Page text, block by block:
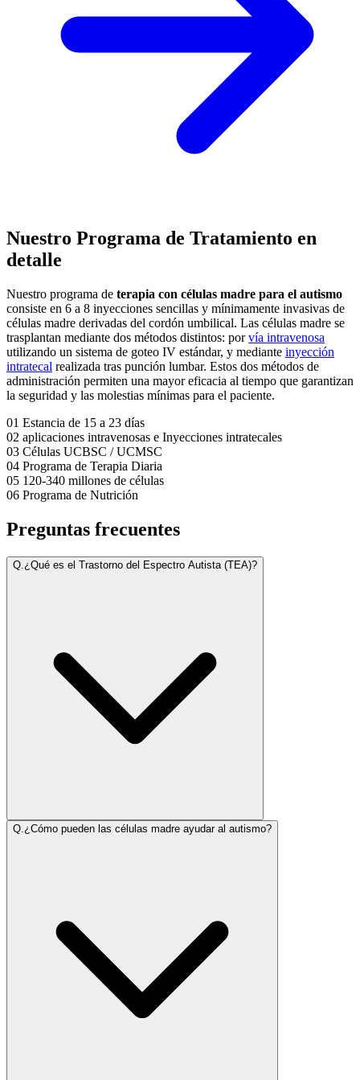
Nuestro Programa de Tratamiento en
detalle
Nuestro programa de terapia con células madre para el autismo
consiste en 6 a 8 inyecciones sencillas y mínimamente invasivas de
células madre derivadas del cordón umbilical. Las células madre se
trasplantan mediante dos métodos distintos: porvía intravenosa
utilizando un sistema de goteo IV estándar, y mediante inyección
intratecal realizada tras punción lumbar. Estos dos métodos de
administración permiten una mayor eficacia al tiempo que garantizan
la seguridad y las molestias mínimas para el paciente.
01 Estancia de 15 a 23 días
02 aplicaciones intravenosas e Inyecciones intratecales
03 Células UCBSC / UCMSC
04 Programa de Terapia Diaria
05 120-340 millones de células
06 Programa de Nutrición
Preguntas frecuentes
Q. ¿Qué es el Trastorno del Espectro Autista (TEA)?
Q. ¿Cómo pueden las células madre ayudar al autismo?